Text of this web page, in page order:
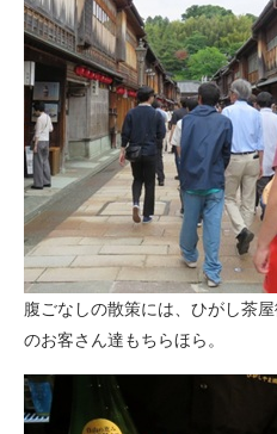
腹ごなしの散策には、ひがし茶
のお客さん達もちらほら。